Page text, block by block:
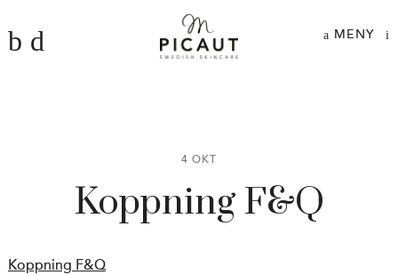
MENY
4 OKT
Koppning F&Q
Koppning F&Q